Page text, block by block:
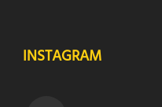
INSTAGRAM